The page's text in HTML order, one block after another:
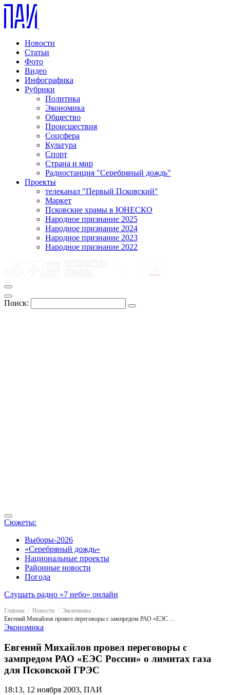
Новости
Статьи
Фото
Видео
Инфографика
Рубрики
Политика
Экономика
Общество
Происшествия
Соцсфера
Культура
Спорт
Страна и мир
Радиостанция "Серебряный дождь"
Проекты
телеканал "Первый Псковский"
Маркет
Псковские храмы в ЮНЕСКО
Народное признание 2025
Народное признание 2024
Народное признание 2023
Народное признание 2022
Поиск:
Сюжеты:
Выборы-2026
«Серебряный дождь»
Национальные проекты
Районные новости
Погода
Слушать радио «7 небо» онлайн
Главная Новости
Экономика
Евгений Михайлов провел переговоры с зампредом РАО «ЕЭС России» о лимитах газа для Псковской ГРЭС
Экономика
Евгений Михайлов провел переговоры с
зампредом РАО «ЕЭС России» о лимитах газа
для Псковской ГРЭС
18:13, 12 ноября 2003, ПАИ